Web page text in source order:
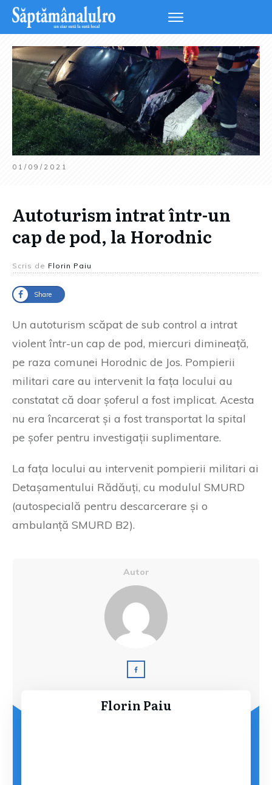
01/09/2021
Autoturism intrat într-un
cap de pod, la Horodnic
Scris de Florin Paiu
Share
Un autoturism scăpat de sub control a intrat
violent într-un cap de pod, miercuri dimineață,
pe raza comunei Horodnic de Jos. Pompierii
militari care au intervenit la fața locului au
constatat că doar șoferul a fost implicat. Acesta
nu era încarcerat și a fost transportat la spital
pe șofer pentru investigații suplimentare.
La fața locului au intervenit pompierii militari ai
Detașamentului Rădăuți, cu modulul SMURD
(autospecială pentru descarcerare și o
ambulanță SMURD B2).
Autor
Florin Paiu